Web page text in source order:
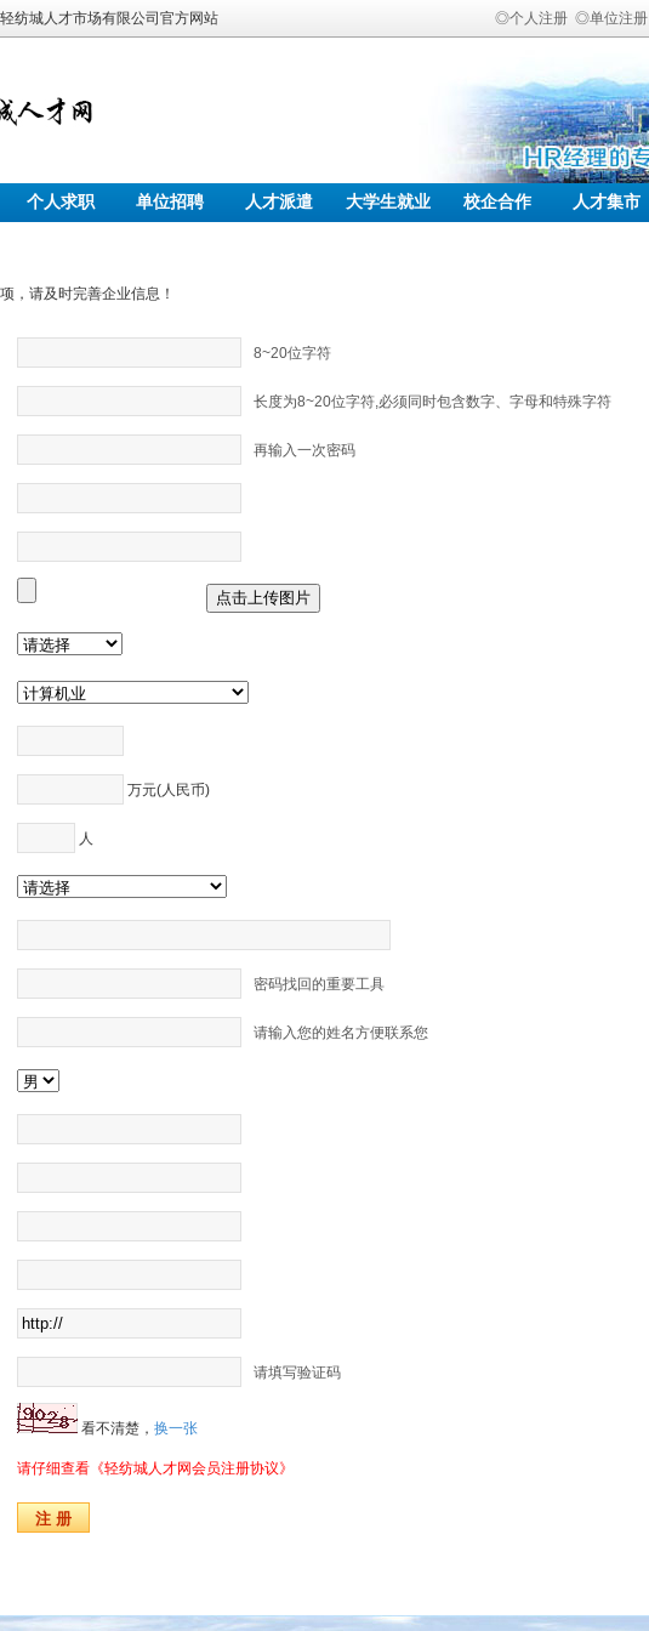
纺城人才市场有限公司官方网站 ◎个人注册 ◎单位注册
个人求职 单位招聘 人才派遣 大学生就业 校企合作 人才集市
，请及时完善企业信息！
8~20位字符
长度为8~20位字符,必须同时包含数字、字母和特殊字符
再输入一次密码
万元(人民币)
人
密码找回的重要工具
请输入您的姓名方便联系您
请填写验证码
看不清楚， 换一张
请仔细查看《轻纺城人才网会员注册协议》